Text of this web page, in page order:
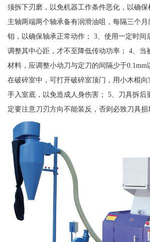
须拆下刃磨，以免机器工作条件恶化，以确保
主轴两端两个轴承备有润滑油咀，每隔三个
钼，以确保轴承正常动作； 3、使用一定时间
调整其中心距，才不至降低传动功率； 4、当
材料，应调整小动刀与定刀的间隔少于
在破碎室中，可打开破碎室顶门，用小木棍
手入室底，以免造成人身伤害； 5、刀具拆后
定要注意刀刃方向不能装反，否则必致刀具损